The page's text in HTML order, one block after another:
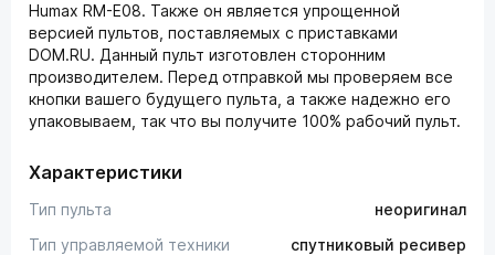
Humax RM-E08. Также он является упрощенной
версией пультов, поставляемых с приставками
DOM.RU. Данный пульт изготовлен сторонним
производителем. Перед отправкой мы проверяем все
кнопки вашего будущего пульта, а также надежно его
упаковываем, так что вы получите 100% рабочий пульт.
Характеристики
Тип пульта
неоригинал
Тип управляемой техники
спутниковый ресивер